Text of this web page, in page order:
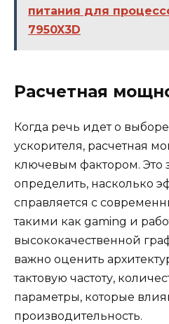
питания для
7950X3D
Расчетная
Когда речь идет о
ускорителя, расчетная
ключевым фактором. Это
определить, насколько
справляется с
такими как gaming и
высококачественной
важно оценить
тактовую частоту,
параметры, которые
производительность.